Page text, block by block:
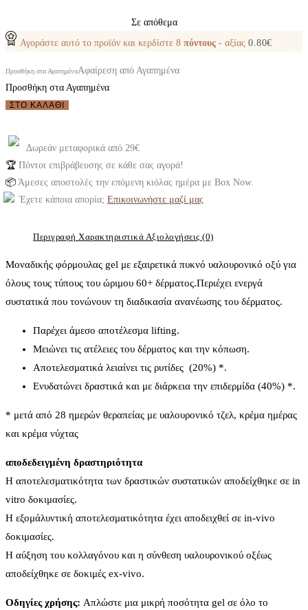
Σε απόθεμα
Αγοράστε αυτό το προϊόν και κερδίστε 8 πόντους - αξίας 0.80€
Προσθήκη στα ΑγαπημέναΑφαίρεση από Αγαπημένα
Προσθήκη στα Αγαπημένα
Ziaja
Hyaluronic
Gel
30ml
ποσότητα
ΣΤΟ ΚΑΛΆΘΙ
Δωρεάν μεταφορικά από 29€
🏆 Πόντοι επιβράβευσης σε κάθε σας αγορά!
📦 Άμεσες αποστολές την επόμενη κιόλας ημέρα με Box Now.
Έχετε κάποια απορία; Επικοινωνήστε μαζί μας
Περιγραφή Χαρακτηριστικά Αξιολογήσεις (0)
Μοναδικής φόρμουλας gel με εξαιρετικά πυκνό υαλουρονικό οξύ για
όλους τους τύπους του ώριμου 60+ δέρματος.Περιέχει ενεργά
συστατικά που τονώνουν τη διαδικασία ανανέωσης του δέρματος.
Παρέχει άμεσο αποτέλεσμα lifting.
Μειώνει τις ατέλειες του δέρματος και την κόπωση.
Αποτελεσματικά λειαίνει τις ρυτίδες (20%) *.
Ενυδατώνει δραστικά και με διάρκεια την επιδερμίδα (40%) *.
* μετά από 28 ημερών θεραπείας με υαλουρονικό τζελ, κρέμα ημέρας
και κρέμα νύχτας
αποδεδειγμένη δραστηριότητα
Η αποτελεσματικότητα των δραστικών συστατικών αποδείχθηκε σε in
vitro δοκιμασίες.
Η εξομάλυντική αποτελεσματικότητα έχει αποδειχθεί σε in-vivo
δοκιμασίες.
Η αύξηση του κολλαγόνου και η σύνθεση υαλουρονικού οξέως
αποδείχθηκε σε δοκιμές ex-vivo.
Οδηγίες χρήσης: Απλώστε μια μικρή ποσότητα gel σε όλο το